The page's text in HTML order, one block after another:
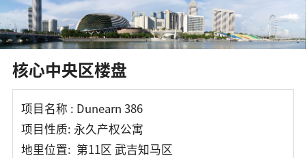
核心中央区楼盘
项目名称 : Dunearn 386
项目性质: 永久产权公寓
地里位置: 第11区 武吉知马区